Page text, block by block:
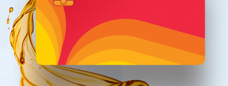
Статьи
Цена бензина и ДТ
Личный кабинет
Карта АЗС
Получить консультацию